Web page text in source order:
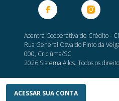
ACESSAR SUA CONTA
Acentra Cooperativa de Crédito -
Rua General Osvaldo Pinto da
000, Criciúma/SC.
2026 Sistema Ailos. Todos os